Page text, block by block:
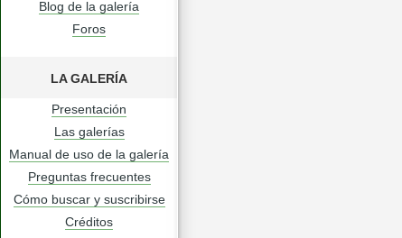
Blog de la galería
Foros
LA GALERÍA
Presentación
Las galerías
Manual de uso de la galería
Preguntas frecuentes
Cómo buscar y suscribirse
Créditos